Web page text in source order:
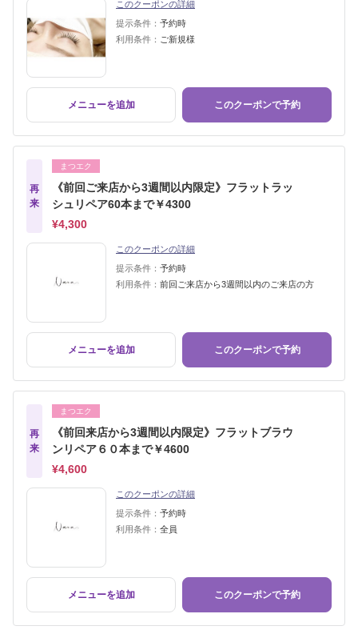
このクーポンの詳細
提示条件： 予約時
利用条件： ご新規様
メニューを追加 このクーポンで予約
再
来
まつエク
《前回ご来店から3週間以内限定》フラットラッ
シュリペア60本まで￥4300
¥4,300
このクーポンの詳細
提示条件： 予約時
利用条件： 前回ご来店から3週間以内のご来店の方
メニューを追加 このクーポンで予約
再
来
まつエク
《前回来店から3週間以内限定》フラットブラウ
ンリペア６０本まで￥4600
¥4,600
このクーポンの詳細
提示条件： 予約時
利用条件： 全員
メニューを追加 このクーポンで予約